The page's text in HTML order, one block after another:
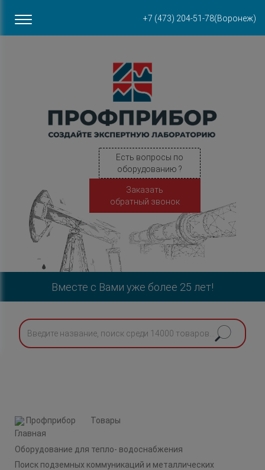
+7 (473) 204-51-78(Воронеж)
ул. Пирогова, 87Б
Есть вопросы по
оборудованию ?
Заказать
обратный звонок
Вместе с Вами уже более 25 лет!
Профприбор Товары
Оборудование для тепло- водоснабжения
Поиск подземных коммуникаций и металлических